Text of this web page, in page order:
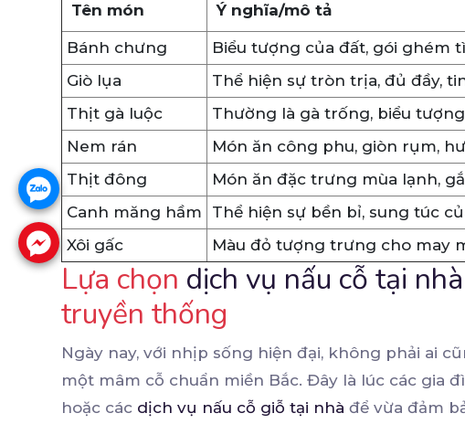
Tên món Ý nghĩa/mô tả
Bánh chưng
Biểu tượng của đất, gói ghém
Giò lụa
Thể hiện sự tròn trịa, đủ đầy,
Thịt gà luộc
Thường là gà trống, biểu
Nem rán
Món ăn công phu, giòn rụm,
Thịt đông
Món ăn đặc trưng mùa lạnh,
Canh măng hầm
Thể hiện sự bền bỉ, sung túc
Xôi gấc
Màu đỏ tượng trưng cho may
Lựa chọn dịch vụ nấu cỗ tại nhà
truyền thống
Ngày nay, với nhịp sống hiện đại, không phải ai
một mâm cỗ chuẩn miền Bắc. Đây là lúc các gia
hoặc các dịch vụ nấu cỗ giỗ tại nhà để vừa đảm